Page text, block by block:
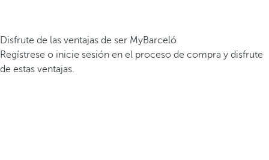
Disfrute de las ventajas de ser MyBarceló
Regístrese o inicie sesión en el proceso de compra y disfrute
de estas ventajas.